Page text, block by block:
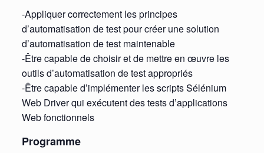
-Appliquer correctement les principes
d’automatisation de test pour créer une solution
d’automatisation de test maintenable
-Être capable de choisir et de mettre en œuvre les
outils d’automatisation de test appropriés
-Être capable d’implémenter les scripts Sélénium
Web Driver qui exécutent des tests d’applications
Web fonctionnels
Programme